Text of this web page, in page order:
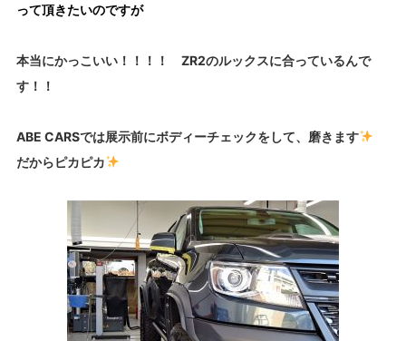
って頂きたいのですが
本当にかっこいい！！！！ ZR2のルックスに合っているんで
す！！
ABE CARSでは展示前にボディーチェックをして、磨きます
だからピカピカ